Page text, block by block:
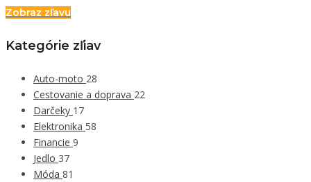
Zobraz zľavu
Kategórie zľiav
Auto-moto 28
Cestovanie a doprava 22
Darčeky 17
Elektronika 58
Financie 9
Jedlo 37
Móda 81